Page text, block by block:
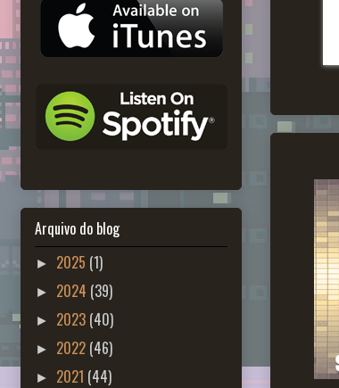
Arquivo do blog
► 2025 (1)
► 2024 (39)
► 2023 (40)
► 2022 (46)
► 2021 (44)